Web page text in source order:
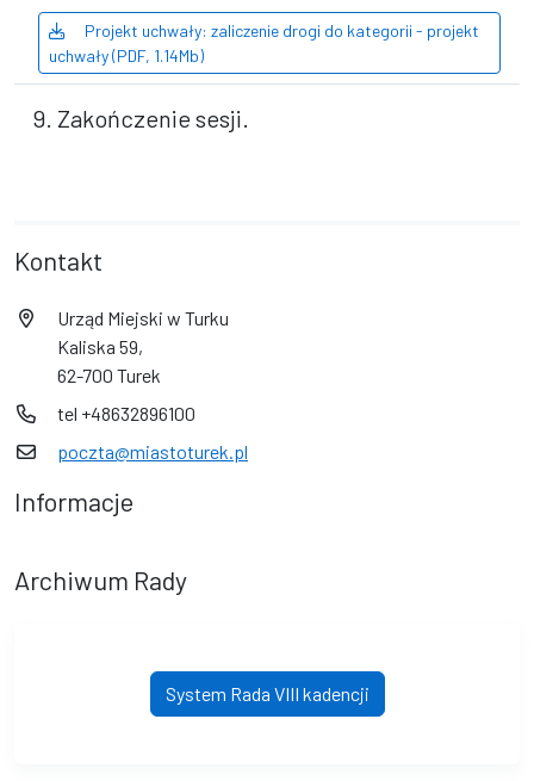
Projekt uchwały: zaliczenie drogi do kategorii - projekt
uchwały (PDF, 1.14Mb)
9. Zakończenie sesji.
Kontakt
Urząd Miejski w Turku
Kaliska 59,
62-700 Turek
tel +48632896100
poczta@miastoturek.pl
Informacje
Archiwum Rady
System Rada VIII kadencji